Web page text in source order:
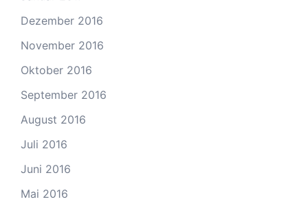
Dezember 2016
November 2016
Oktober 2016
September 2016
August 2016
Juli 2016
Juni 2016
Mai 2016